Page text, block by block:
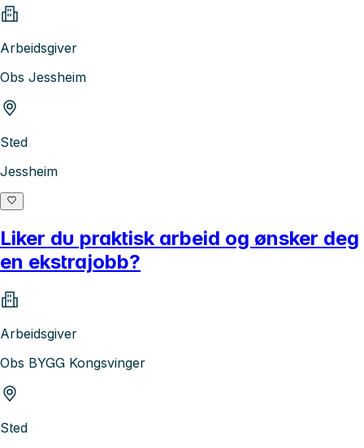
Arbeidsgiver
Obs Jessheim
Sted
Jessheim
Liker du praktisk arbeid og ønsker deg
en ekstrajobb?
Arbeidsgiver
Obs BYGG Kongsvinger
Sted